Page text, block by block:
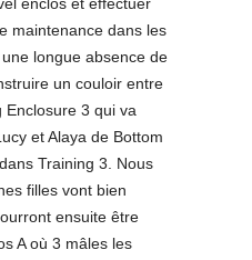
maintenance dans les
longue absence de
un couloir entre
Enclosure 3 qui va
et Alaya de Bottom
Training 3. Nous
filles vont bien
ensuite être
A où 3 mâles les